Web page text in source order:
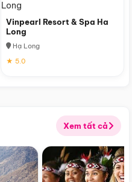
Vinpearl Resort & Spa Ha
Long
Hạ Long
★ 5.0
Xem tất cả